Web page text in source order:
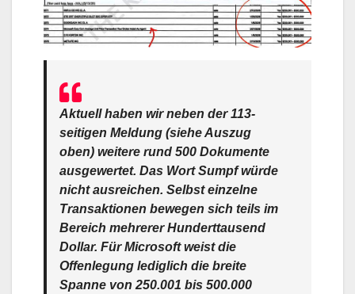
Aktuell haben wir neben der 113-
seitigen Meldung (siehe Auszug
oben) weitere rund 500 Dokumente
ausgewertet. Das Wort Sumpf würde
nicht ausreichen. Selbst einzelne
Transaktionen bewegen sich teils im
Bereich mehrerer Hunderttausend
Dollar. Für Microsoft weist die
Offenlegung lediglich die breite
Spanne von 250.001 bis 500.000